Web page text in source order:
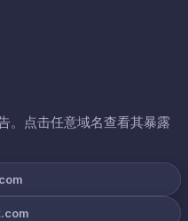
。点击任意域名查看其暴露